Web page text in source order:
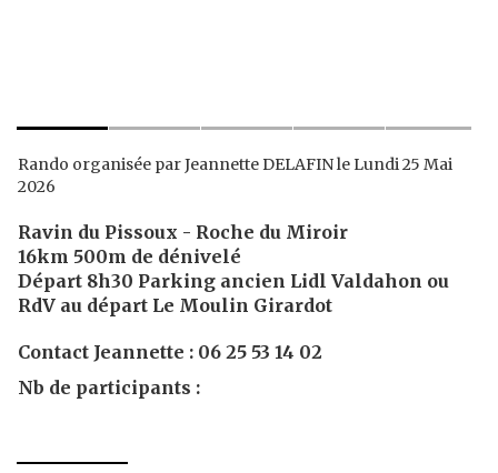
Rando organisée par Jeannette DELAFIN le Lundi 25 Mai
2026
Ravin du Pissoux - Roche du Miroir
16km 500m de dénivelé
Départ 8h30 Parking ancien Lidl Valdahon ou
RdV au départ Le Moulin Girardot
Contact Jeannette : 06 25 53 14 02
Nb de participants :